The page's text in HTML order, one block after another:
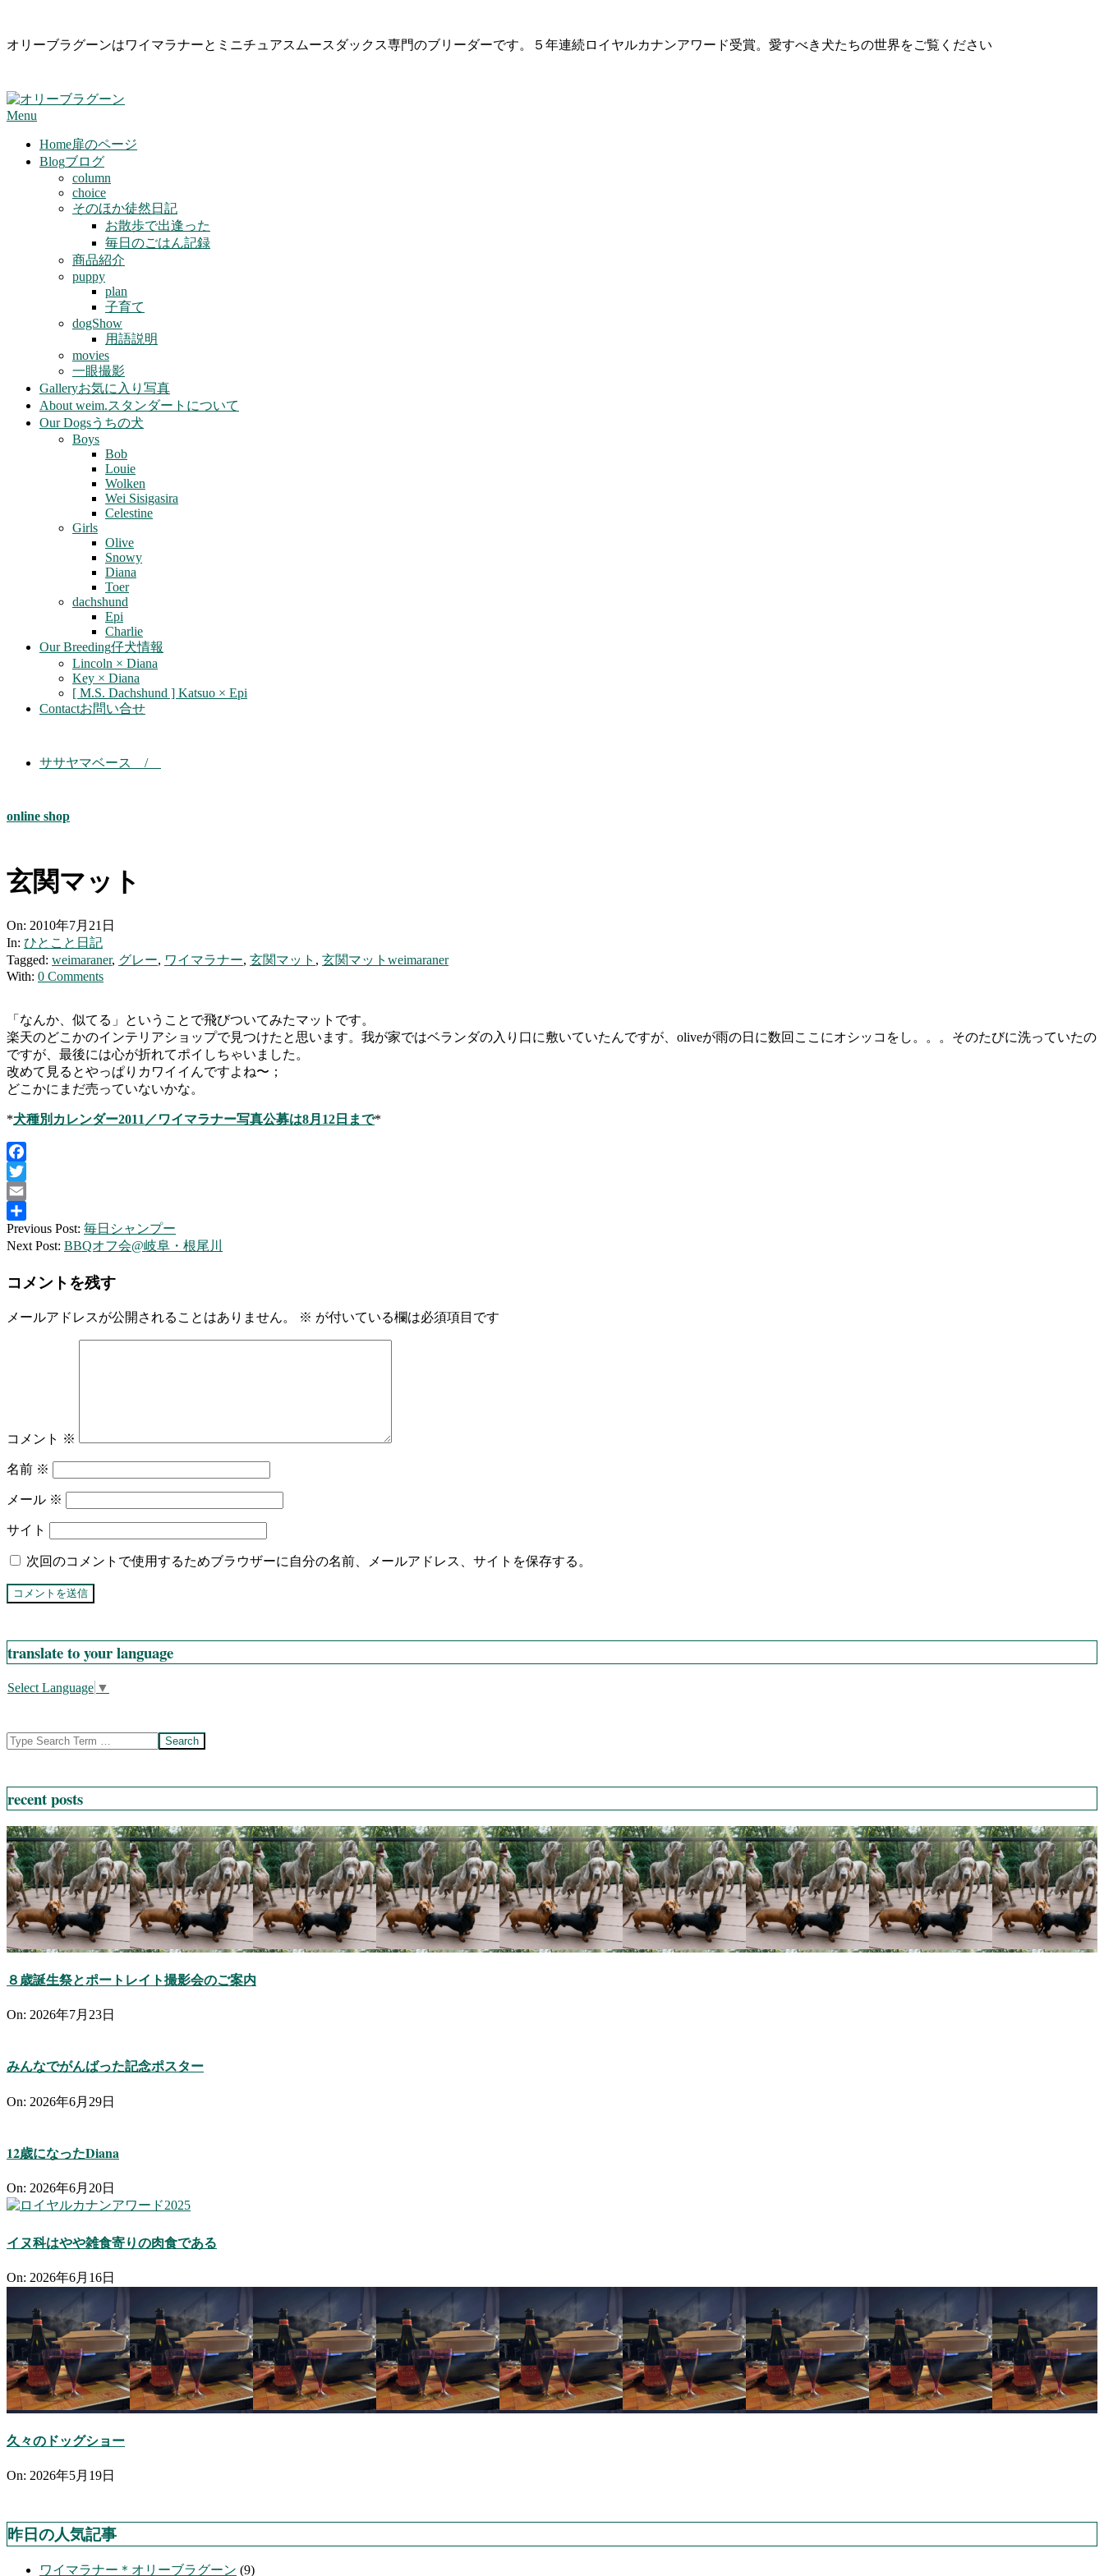
Skip
オリーブラグーンはワイマラナーとミニチュアスムースダックス専門のブリーダーです。５年連続ロイヤルカナンアワード受賞。愛すべき犬たちの世界をご覧ください
Primary
Menu
Menu
Home扉のページ
Blogブログ
column
choice
そのほか徒然日記
お散歩で出逢った
毎日のごはん記録
商品紹介
puppy
plan
子育て
dogShow
用語説明
movies
一眼撮影
Galleryお気に入り写真
About weim.スタンダートについて
Our Dogsうちの犬
Boys
Bob
Louie
Wolken
Wei Sisigasira
Celestine
Girls
Olive
Snowy
Diana
Toer
dachshund
Epi
Charlie
Our Breeding仔犬情報
Lincoln × Diana
Key × Diana
[ M.S. Dachshund ] Katsuo × Epi
Contactお問い合せ
ササヤマベース /
online shop
玄関マット
On: 2010年7月21日
In: ひとこと日記
Tagged: weimaraner, グレー, ワイマラナー, 玄関マット , 玄関マットweimaraner
With: 0 Comments
「なんか、似てる」ということで飛びついてみたマットです。
楽天のどこかのインテリアショップで見つけたと思います。我が家ではベランダの入り口に敷いていたんですが、oliveが雨の日に数回ここにオシッコをし。。。そのたびに洗っていたの
ですが、最後には心が折れてポイしちゃいました。
改めて見るとやっぱりカワイイんですよね〜；
どこかにまだ売っていないかな。
*犬種別カレンダー2011／ワイマラナー写真公募は8月12日まで*
Facebook
Twitter
Email
共
有
2010-
07-
Previous Post: 毎日シャンプー
Next Post: BBQオフ会@岐阜・根尾川
コメントを残す
メールアドレスが公開されることはありません。 ※ が付いている欄は必須項目です
コメント ※
名前 ※
メール ※
サイト
次回のコメントで使用するためブラウザーに自分の名前、メールアドレス、サイトを保存する。
translate to your language
Select Language ▼
Search
recent posts
８歳誕生祭とポートレイト撮影会のご案内
On: 2026年7月23日
みんなでがんばった記念ポスター
On: 2026年6月29日
12歳になったDiana
On: 2026年6月20日
イヌ科はやや雑食寄りの肉食である
On: 2026年6月16日
久々のドッグショー
On: 2026年5月19日
昨日の人気記事
ワイマラナー＊オリーブラグーン (9)